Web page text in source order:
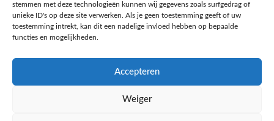
stemmen met deze technologieën kunnen wij gegevens zoals surfgedrag of
unieke ID's op deze site verwerken. Als je geen toestemming geeft of uw
toestemming intrekt, kan dit een nadelige invloed hebben op bepaalde
functies en mogelijkheden.
Accepteren
Weiger
Iglo Roerbak groente idee
hollands
Iglo Roerbak groente idee
italiaans